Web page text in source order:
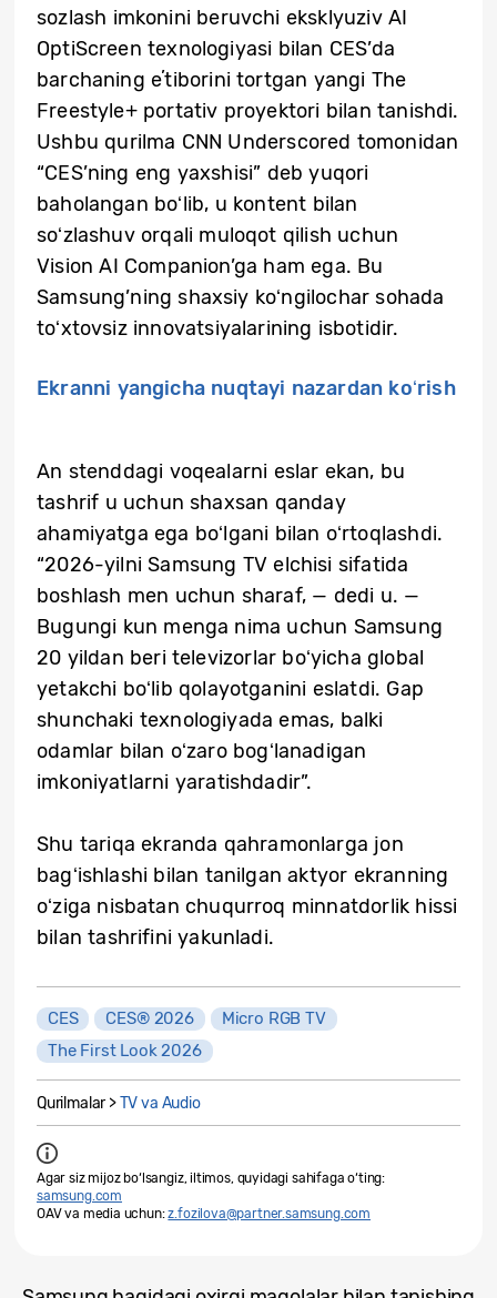
sozlash imkonini beruvchi eksklyuziv AI
OptiScreen texnologiyasi bilan CES’da
barchaning eʼtiborini tortgan yangi The
Freestyle+ portativ proyektori bilan tanishdi.
Ushbu qurilma CNN Underscored tomonidan
“CES’ning eng yaxshisi” deb yuqori
baholangan boʻlib, u kontent bilan
soʻzlashuv orqali muloqot qilish uchun
Vision AI Companion’ga ham ega. Bu
Samsung’ning shaxsiy koʻngilochar sohada
toʻxtovsiz innovatsiyalarining isbotidir.
Ekranni yangicha nuqtayi nazardan koʻrish
An stenddagi voqealarni eslar ekan, bu
tashrif u uchun shaxsan qanday
ahamiyatga ega boʻlgani bilan oʻrtoqlashdi.
“2026-yilni Samsung TV elchisi sifatida
boshlash men uchun sharaf, — dedi u. —
Bugungi kun menga nima uchun Samsung
20 yildan beri televizorlar boʻyicha global
yetakchi boʻlib qolayotganini eslatdi. Gap
shunchaki texnologiyada emas, balki
odamlar bilan oʻzaro bogʻlanadigan
imkoniyatlarni yaratishdadir”.
Shu tariqa ekranda qahramonlarga jon
bagʻishlashi bilan tanilgan aktyor ekranning
oʻziga nisbatan chuqurroq minnatdorlik hissi
bilan tashrifini yakunladi.
CES CES® 2026
Micro RGB TV
The First Look 2026
Qurilmalar >TV va Audio
Agar siz mijoz bo‘lsangiz, iltimos, quyidagi sahifaga o‘ting:
samsung.com
OAV va media uchun:z.fozilova@partner.samsung.com